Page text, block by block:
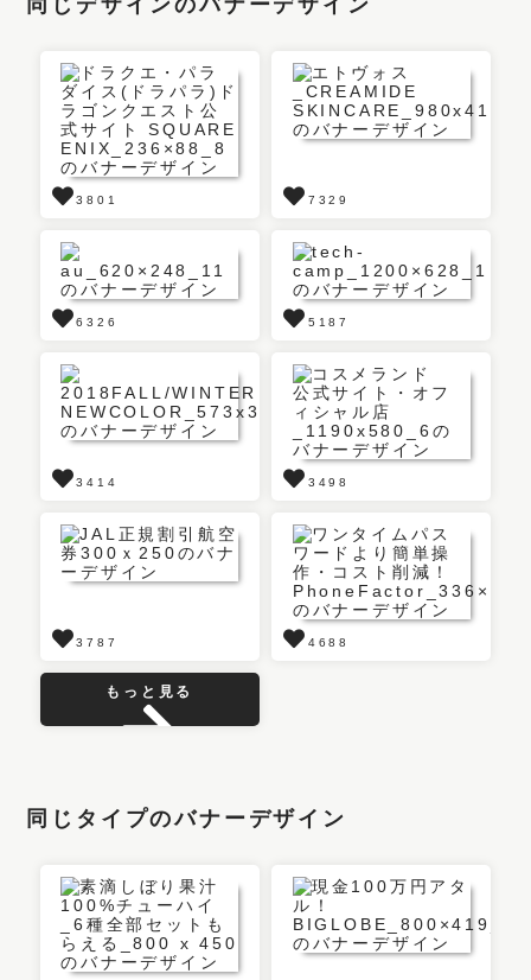
同じデザインのバナーデザイン
3801 7329
6326 5187
3414 3498
3787 4688
もっと見る
同じタイプのバナーデザイン